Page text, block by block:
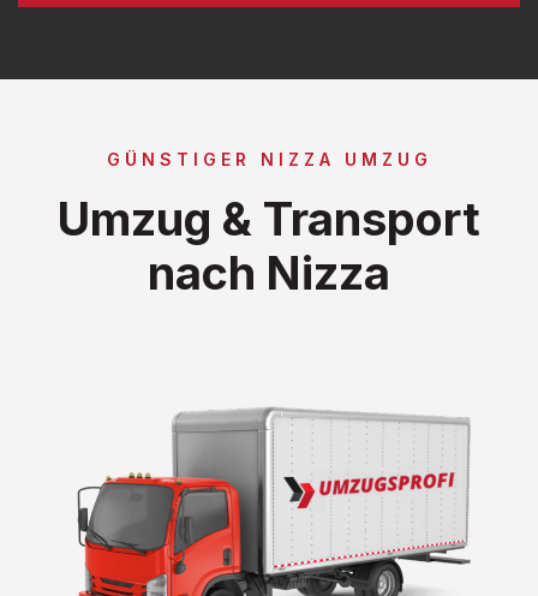
GÜNSTIGER NIZZA UMZUG
Umzug & Transport
nach Nizza